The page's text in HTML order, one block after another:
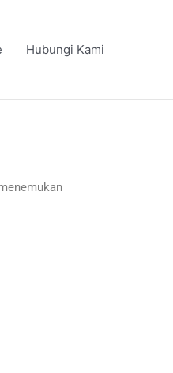
Hubungi Kami